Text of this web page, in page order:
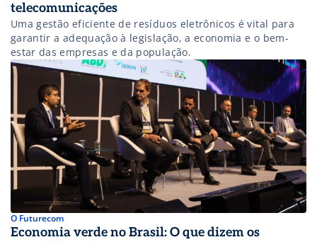
telecomunicações
Uma gestão eficiente de resíduos eletrônicos é vital para
garantir a adequação à legislação, a economia e o bem-
estar das empresas e da população.
O Futurecom
Economia verde no Brasil: O que dizem os